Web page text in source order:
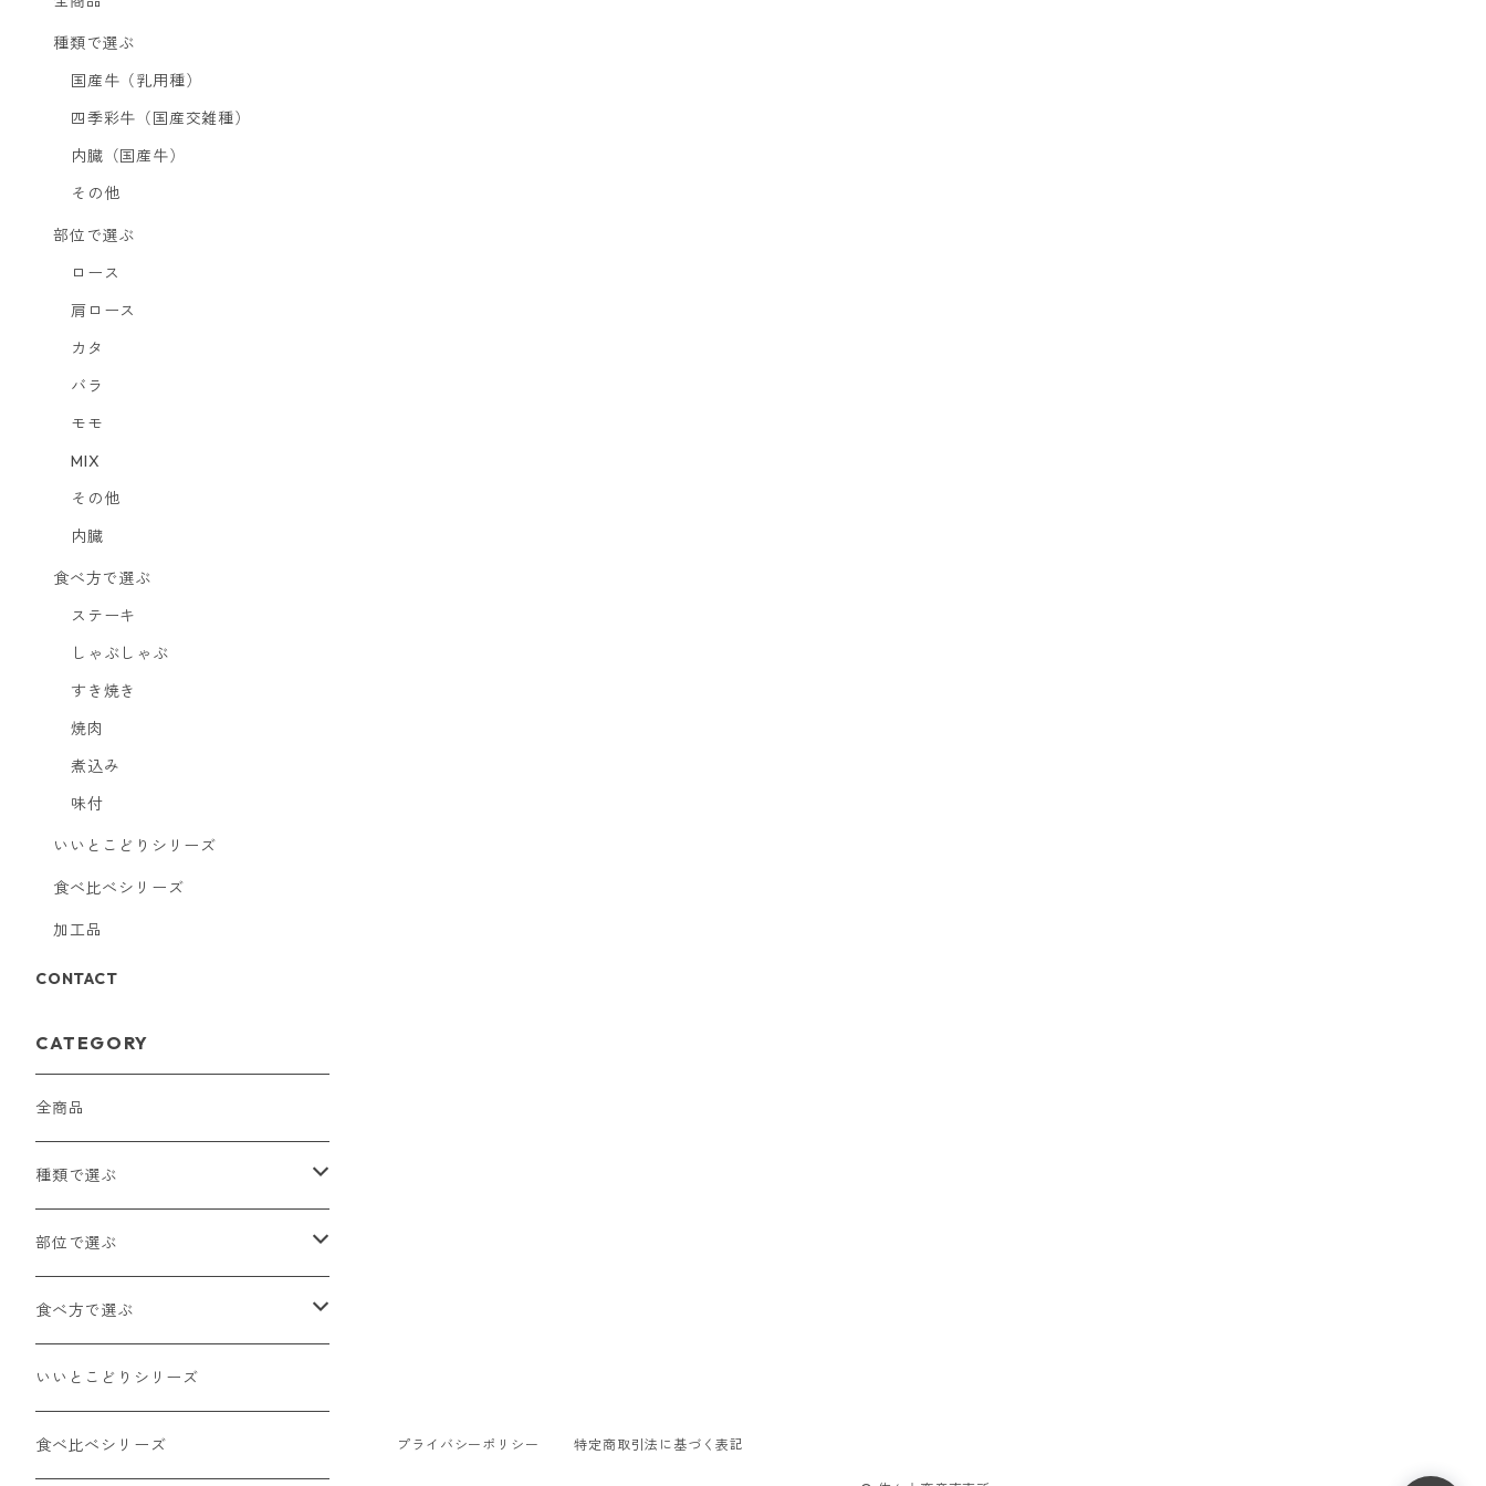
種類で選ぶ
国産牛（乳用種）
四季彩牛（国産交雑種）
内臓（国産牛）
その他
部位で選ぶ
ロース
肩ロース
カタ
バラ
モモ
MIX
その他
内臓
食べ方で選ぶ
ステーキ
しゃぶしゃぶ
すき焼き
焼肉
煮込み
味付
いいとこどりシリーズ
食べ比べシリーズ
加工品
CONTACT
CATEGORY
全商品
種類で選ぶ
国産牛（乳用種）
四季彩牛（国産交雑種）
内臓（国産牛）
その他
部位で選ぶ
ロース
肩ロース
カタ
食べ方で選ぶ
ステーキ
しゃぶしゃぶ
いいとこどりシリーズ
食べ比べシリーズ プライバシーポリシー 特定商取引法に基づく表記